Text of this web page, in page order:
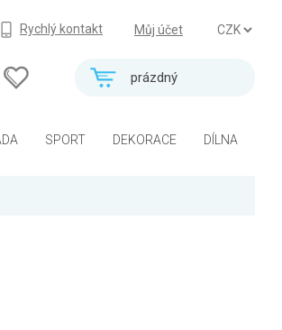
Můj účet
Rychlý kontakt
prázdný
SPORT DEKORACE DÍLNA